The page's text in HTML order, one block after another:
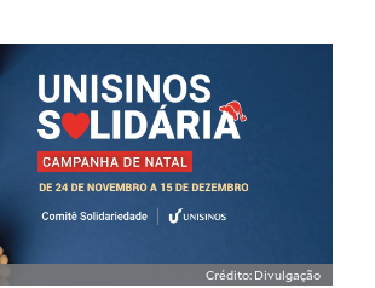
Crédito: Divulgação